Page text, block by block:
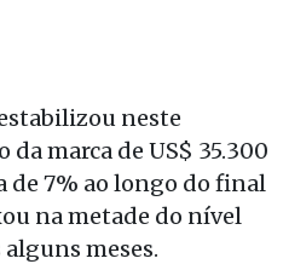
neste
marca de US$ 35.300
de 7% ao longo do final
na metade do nível
meses.